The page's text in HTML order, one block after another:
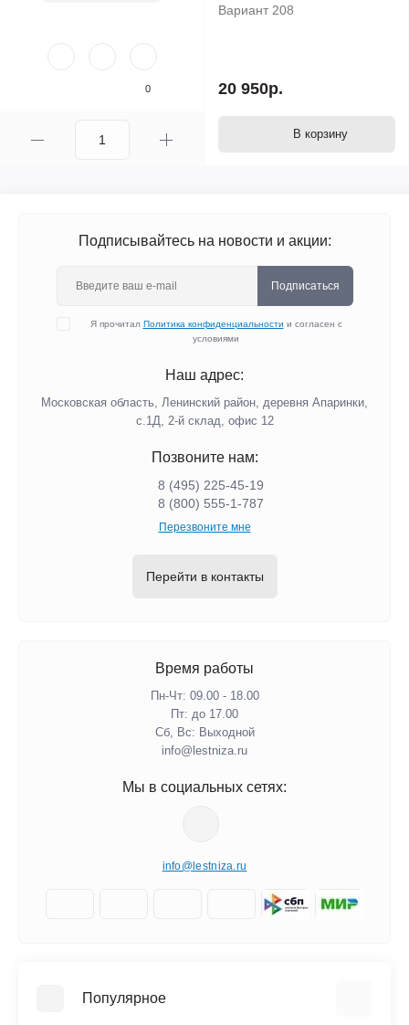
0
Вариант 208
20 950р.
В корзину
Подписывайтесь на новости и акции:
Подписаться
Я прочитал Политика конфиденциальности и согласен с
условиями
Наш адрес:
Московская область, Ленинский район, деревня Апаринки,
с.1Д, 2-й склад, офис 12
Позвоните нам:
8 (495) 225-45-19
8 (800) 555-1-787
Перезвоните мне
Перейти в контакты
Время работы
Пн-Чт: 09.00 - 18.00
Пт: до 17.00
Сб, Вс: Выходной
info@lestniza.ru
Мы в социальных сетях:
info@lestniza.ru
Популярное